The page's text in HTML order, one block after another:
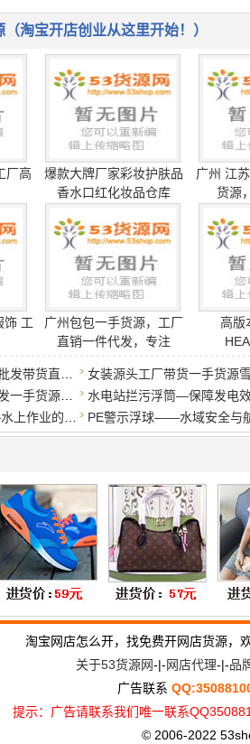
淘宝开店创业从这里开始！）
厂高
爆款大牌厂家彩妆护肤品
香水口红化妆品仓库
广州 江
货源
饰 工
广州包包一手货源，工厂
直销一件代发，专注
高版
淘宝网店怎么开，找免费开网店货源，
关于53货源网-|-网店代理-|-品
广告联系
提示：广告请联系我们唯一联系
© 2006-2022